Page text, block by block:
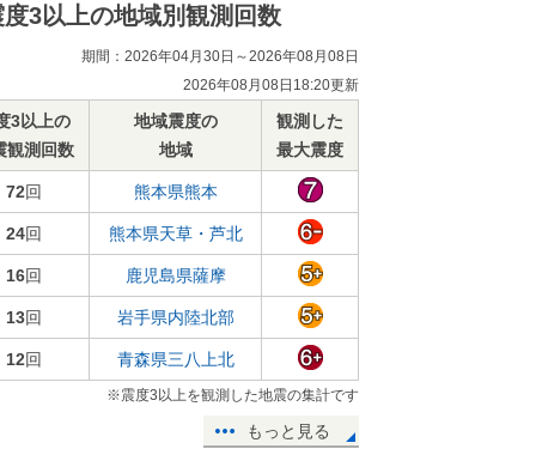
度3以上の地域別観測回数
期間：2026年04月30日～2026年08月08日
2026年08月08日18:20更新
3以上の
観測回数
地域震度の
地域
観測した
最大震度
72回 熊本県熊本
24回 熊本県天草・芦北
16回 鹿児島県薩摩
13回 岩手県内陸北部
12回 青森県三八上北
※震度3以上を観測した地震の集計です
もっと見る